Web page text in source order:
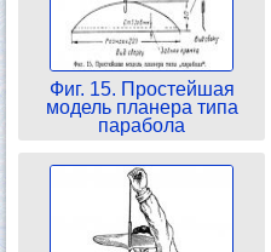
Фиг. 15. Простейшая
модель планера типа
парабола